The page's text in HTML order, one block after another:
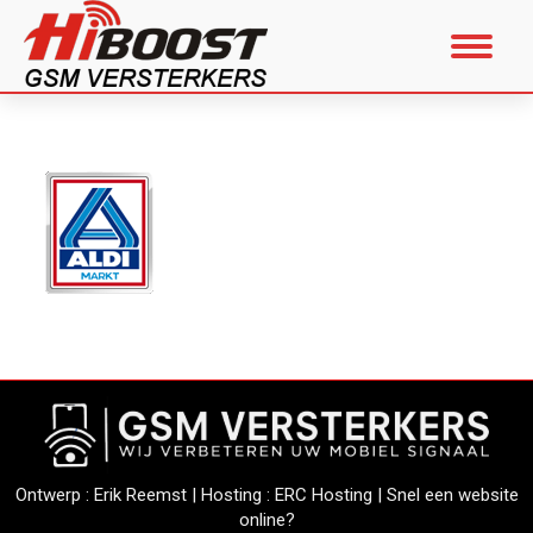
Ontwerp : Erik Reemst| Hosting : ERC Hosting | Snel een website
online?